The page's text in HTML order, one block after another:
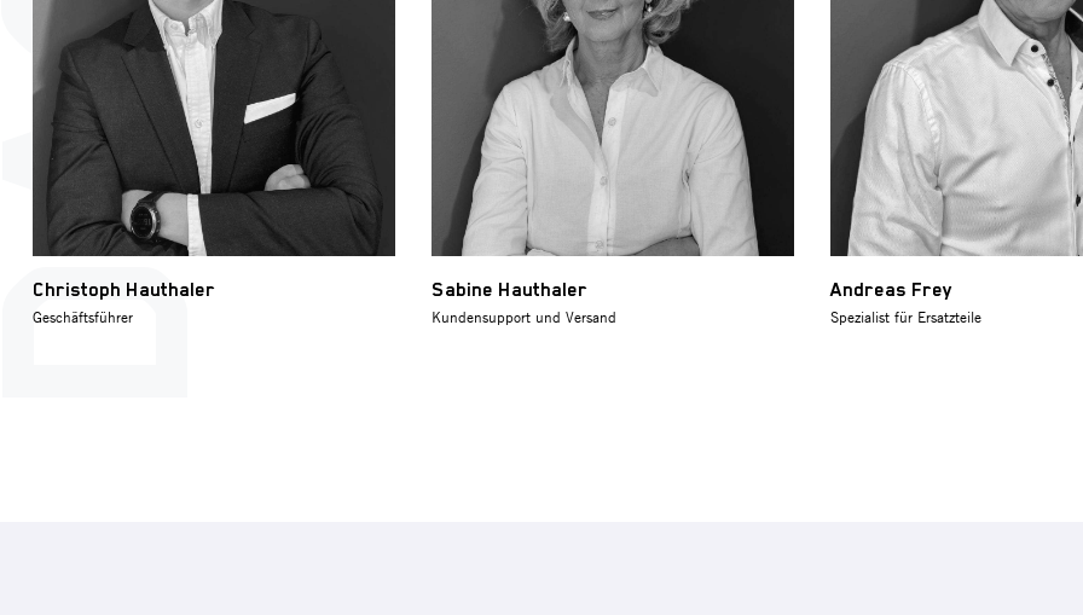
Christoph Hauthaler
Geschäftsführer
Sabine Hauthaler
Kundensupport und Versand
Andreas Frey
Spezialist für Ersatzteile